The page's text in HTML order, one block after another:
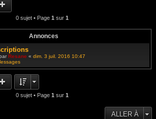
0 sujet • Page 1 sur 1
Annonces
Resane « dim. 3 juil. 2016 10:47
0 sujet • Page 1 sur 1
ALLER À